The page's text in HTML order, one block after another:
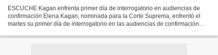
ESCUCHE Kagan enfrenta primer día de interrogatorio en audiencias de
confirmación Elena Kagan, nominada para la Corte Suprema, enfrentó el
martes su primer día de interrogatorio en las audiencias de confirmación